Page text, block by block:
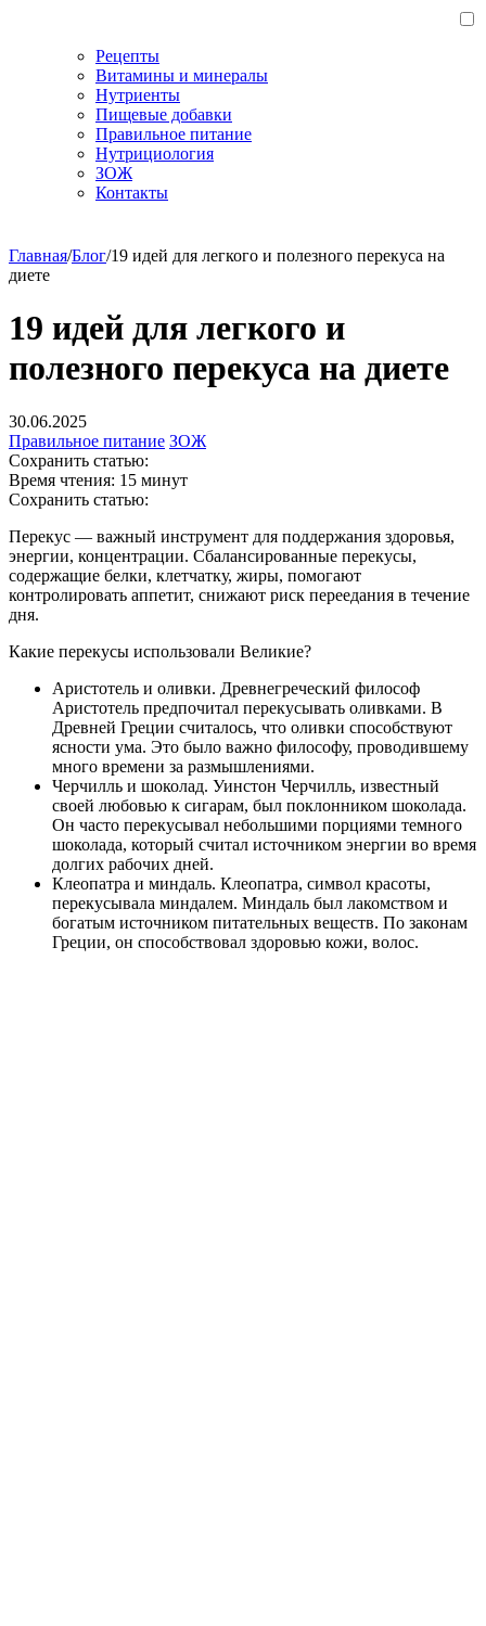
Рецепты
Витамины и минералы
Нутриенты
Пищевые добавки
Правильное питание
Нутрициология
ЗОЖ
Контакты
Главная/Блог/19 идей для легкого и полезного перекуса на
диете
19 идей для легкого и
полезного перекуса на диете
30.06.2025
Правильное питание ЗОЖ
Сохранить статью:
Время чтения: 15 минут
Сохранить статью:
Перекус — важный инструмент для поддержания здоровья,
энергии, концентрации. Сбалансированные перекусы,
содержащие белки, клетчатку, жиры, помогают
контролировать аппетит, снижают риск переедания в течение
дня.
Какие перекусы использовали Великие?
Аристотель и оливки. Древнегреческий философ
Аристотель предпочитал перекусывать оливками. В
Древней Греции считалось, что оливки способствуют
ясности ума. Это было важно философу, проводившему
много времени за размышлениями.
Черчилль и шоколад. Уинстон Черчилль, известный
своей любовью к сигарам, был поклонником шоколада.
Он часто перекусывал небольшими порциями темного
шоколада, который считал источником энергии во время
долгих рабочих дней.
Клеопатра и миндаль. Клеопатра, символ красоты,
перекусывала миндалем. Миндаль был лакомством и
богатым источником питательных веществ. По законам
Греции, он способствовал здоровью кожи, волос.